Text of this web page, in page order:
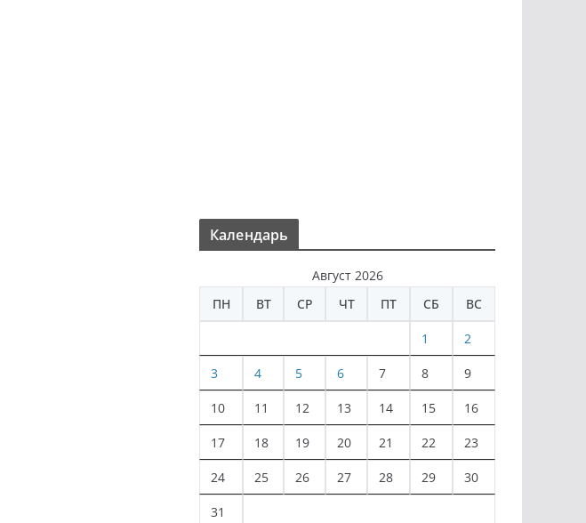
Календарь
Август 2026
ПН
ВТ СР ЧТ ПТ СБ ВС
1 2
3 4 5 6 7 8 9
10 11 12 13 14 15 16
17 18 19 20 21 22 23
24 25 26 27 28 29 30
31